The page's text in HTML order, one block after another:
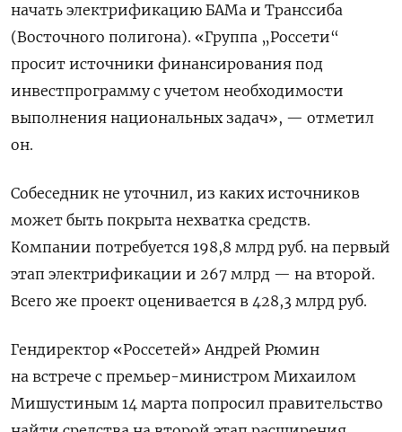
начать электрификацию БАМа и Транссиба
(Восточного полигона). «Группа „Россети“
просит источники финансирования под
инвестпрограмму с учетом необходимости
выполнения национальных задач», — отметил
он.
Собеседник не уточнил, из каких источников
может быть покрыта нехватка средств.
Компании потребуется 198,8 млрд руб. на первый
этап электрификации и 267 млрд — на второй.
Всего же проект оценивается в 428,3 млрд руб.
Гендиректор «Россетей» Андрей Рюмин
на встрече с премьер-министром Михаилом
Мишустиным 14 марта попросил правительство